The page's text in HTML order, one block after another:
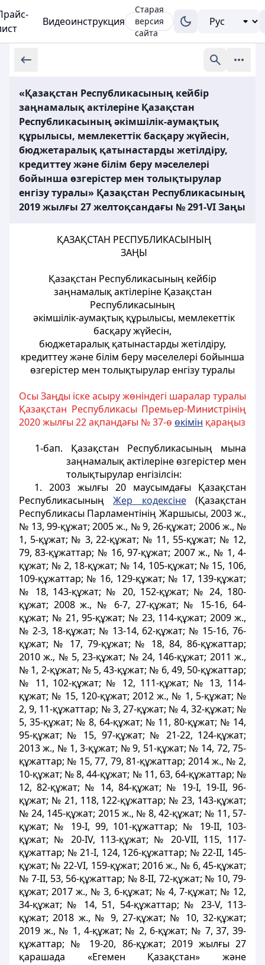
Видеоинструкция
Старая
версия
сайта
«Қазақстан Республикасының кейбір
заңнамалық актілеріне Қазақстан
Республикасының әкімшілік-аумақтық
құрылысы, мемлекеттік басқару жүйесін,
бюджетаралық қатынастарды жетілдіру,
кредиттеу және білім беру мәселелері
бойынша өзгерістер мен толықтырулар
енгізу туралы» Қазақстан Республикасының
2019 жылғы 27 желтоқсандағы № 291-VІ Заңы
ҚАЗАҚСТАН РЕСПУБЛИКАСЫНЫҢ
ЗАҢЫ
Қазақстан Республикасының кейбір
заңнамалық актілеріне Қазақстан
Республикасының
әкімшілік-аумақтық құрылысы, мемлекеттік
басқару жүйесін,
бюджетаралық қатынастарды жетілдіру,
кредиттеу және білім беру мәселелері бойынша
өзгерістер мен толықтырулар енгізу туралы
Осы Заңды іске асыру жөніндегі шаралар туралы
Қазақстан Республикасы Премьер-Министрінің
2020 жылғы 22 ақпандағы № 37-ө өкімін қараңыз
1-бап. Қазақстан Республикасының мына
заңнамалық актілеріне өзгерістер мен
толықтырулар енгізілсін:
1. 2003 жылғы 20 маусымдағы Қазақстан
РеспубликасыныңЖер кодексіне(Қазақстан
Республикасы Парламентінің Жаршысы, 2003 ж.,
№ 13, 99-құжат; 2005 ж., № 9, 26-құжат; 2006 ж., №
1, 5-құжат; № 3, 22-құжат; № 11, 55-құжат; № 12,
79, 83-құжаттар; № 16, 97-құжат; 2007 ж., № 1, 4-
құжат; № 2, 18-құжат; № 14, 105-құжат; № 15, 106,
109-құжаттар; № 16, 129-құжат; № 17, 139-құжат;
№ 18, 143-құжат; № 20, 152-құжат; № 24, 180-
құжат; 2008 ж., № 6-7, 27-құжат; № 15-16, 64-
құжат; № 21, 95-құжат; № 23, 114-құжат; 2009 ж.,
№ 2-3, 18-құжат; № 13-14, 62-құжат; № 15-16, 76-
құжат; № 17, 79-құжат; № 18, 84, 86-құжаттар;
2010 ж., № 5, 23-құжат; № 24, 146-құжат; 2011 ж.,
№ 1, 2-құжат; № 5, 43-құжат; № 6, 49, 50-құжаттар;
№ 11, 102-құжат; № 12, 111-құжат; № 13, 114-
құжат; № 15, 120-құжат; 2012 ж., № 1, 5-құжат; №
2, 9, 11-құжаттар; № 3, 27-құжат; № 4, 32-құжат; №
5, 35-құжат; № 8, 64-құжат; № 11, 80-құжат; № 14,
95-құжат; № 15, 97-құжат; № 21-22, 124-құжат;
2013 ж., № 1, 3-құжат; № 9, 51-құжат; № 14, 72, 75-
құжаттар; № 15, 77, 79, 81-құжаттар; 2014 ж., № 2,
10-құжат; № 8, 44-құжат; № 11, 63, 64-құжаттар; №
12, 82-құжат; № 14, 84-құжат; № 19-І, 19-ІІ, 96-
құжат; № 21, 118, 122-құжаттар; № 23, 143-құжат;
№ 24, 145-құжат; 2015 ж., № 8, 42-құжат; № 11, 57-
құжат; № 19-І, 99, 101-құжаттар; № 19-ІІ, 103-
құжат; № 20-ІV, 113-құжат; № 20-VІІ, 115, 117-
құжаттар; № 21-І, 124, 126-құжаттар; № 22-ІІ, 145-
құжат; № 22-VІ, 159-құжат; 2016 ж., № 6, 45-құжат;
№ 7-ІІ, 53, 56-құжаттар; № 8-ІІ, 72-құжат; № 10, 79-
құжат; 2017 ж., № 3, 6-құжат; № 4, 7-құжат; № 12,
34-құжат; № 14, 51, 54-құжаттар; № 23-V, 113-
құжат; 2018 ж., № 9, 27-құжат; № 10, 32-құжат;
2019 ж., № 1, 4-құжат; № 2, 6-құжат; № 7, 37, 39-
құжаттар; № 19-20, 86-құжат; 2019 жылғы 27
қарашада «Егемен Қазақстан» және